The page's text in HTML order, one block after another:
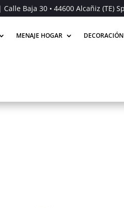
Calle Baja 30 • 44600 Alcañiz (TE)
MENAJE HOGAR DECORACIÓN